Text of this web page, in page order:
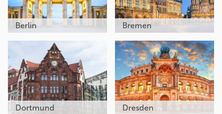
Berlin Bremen
Dortmund Dresden